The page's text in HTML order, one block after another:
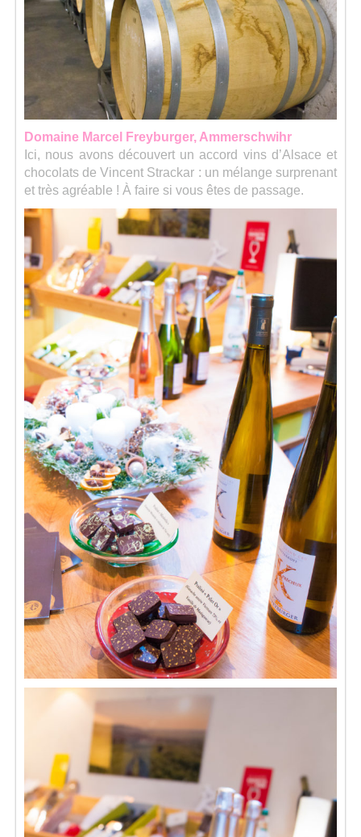
Domaine Marcel Freyburger, Ammerschwihr
Ici, nous avons découvert un accord vins d’Alsace et
chocolats de Vincent Strackar : un mélange surprenant
et très agréable ! À faire si vous êtes de passage.